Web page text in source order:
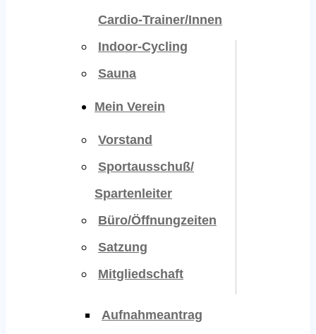
Cardio-Trainer/innen
Indoor-Cycling
Sauna
Mein Verein
Vorstand
Sportausschuß/
Spartenleiter
Büro/Öffnungzeiten
Satzung
Mitgliedschaft
Aufnahmeantrag